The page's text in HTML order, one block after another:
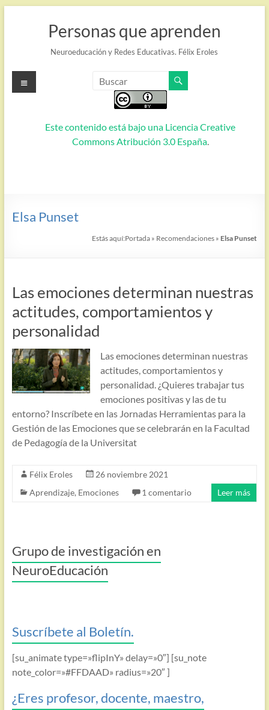
Personas que aprenden
Neuroeducación y Redes Educativas. Félix Eroles
Este contenido está bajo una Licencia Creative
Commons Atribución 3.0 España.
Menú
Elsa Punset
Estás aquí:Portada » Recomendaciones » Elsa Punset
Las emociones determinan nuestras
actitudes, comportamientos y
personalidad
Las emociones determinan nuestras
actitudes, comportamientos y
personalidad. ¿Quieres trabajar tus
emociones positivas y las de tu
entorno? Inscríbete en las Jornadas Herramientas para la
Gestión de las Emociones que se celebrarán en la Facultad
de Pedagogía de la Universitat
Félix Eroles
26 noviembre 2021
Aprendizaje, Emociones 1 comentario Leer más
Grupo de investigación en
NeuroEducación
Suscríbete al Boletín.
[su_animate type=»flipInY» delay=»0″] [su_note
note_color=»#FFDAAD» radius=»20″ ]
¿Eres profesor, docente, maestro,